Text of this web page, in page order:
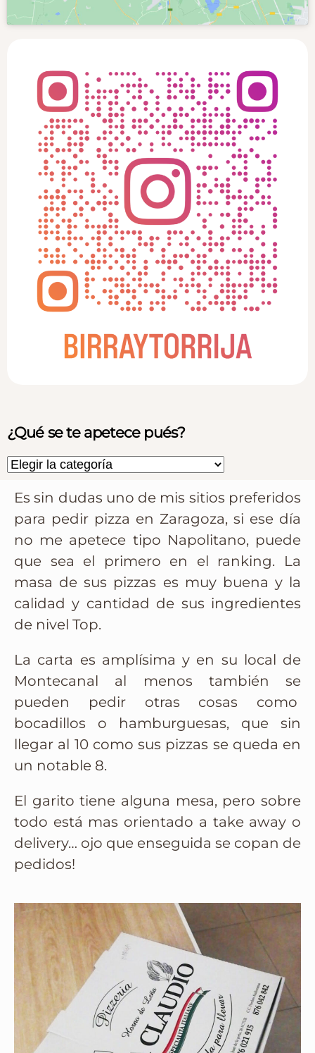
Es sin dudas uno de mis sitios preferidos
para pedir pizza en Zaragoza, si ese día
no me apetece tipo Napolitano, puede
que sea el primero en el ranking. La
masa de sus pizzas es muy buena y la
calidad y cantidad de sus ingredientes
de nivel Top.
La carta es amplísima y en su local de
Montecanal al menos también se
pueden pedir otras cosas como
bocadillos o hamburguesas, que sin
llegar al 10 como sus pizzas se queda en
un notable 8.
El garito tiene alguna mesa, pero sobre
todo está mas orientado a take away o
delivery… ojo que enseguida se copan de
pedidos!
¿Qué se te apetece pués?